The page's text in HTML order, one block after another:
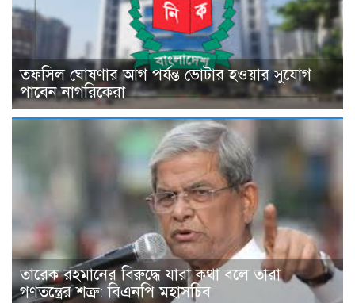
তফসিল ঘোষণার আগ পর্যন্ত ভোটার হওয়ার সুযোগ
পাবেন নাগরিকেরা
তারেক রহমানের বিরুদ্ধে যারা কথা বলে তারা
গণতন্ত্রের শত্রু: বিএনপি মহাসচিব